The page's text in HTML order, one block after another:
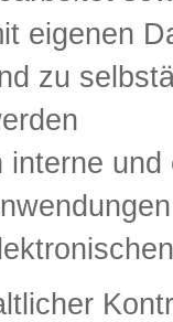
eigenen
zu
interne